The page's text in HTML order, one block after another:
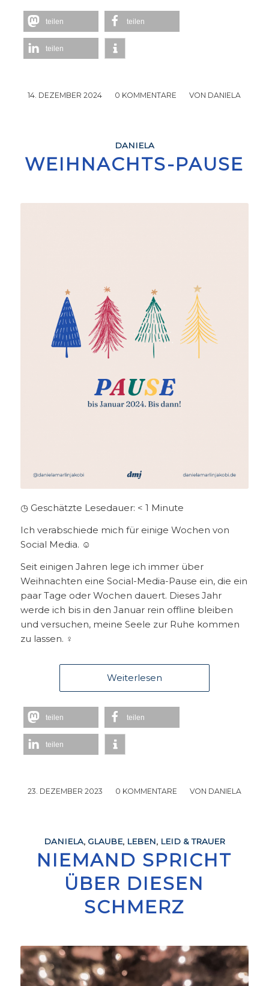
teilen teilen
teilen
14. DEZEMBER 2024
/ 0 KOMMENTARE
/ VON DANIELA
DANIELA
WEIHNACHTS-PAUSE
◷ Geschätzte Lesedauer: < 1 Minute
Ich verabschiede mich für einige Wochen von
Social Media. ☺️
Seit einigen Jahren lege ich immer über
Weihnachten eine Social-Media-Pause ein, die ein
paar Tage oder Wochen dauert. Dieses Jahr
werde ich bis in den Januar rein offline bleiben
und versuchen, meine Seele zur Ruhe kommen
zu lassen. ‍♀️
Weiterlesen
teilen teilen
teilen
23. DEZEMBER 2023
/ 0 KOMMENTARE
/ VON DANIELA
DANIELA, GLAUBE, LEBEN, LEID & TRAUER
NIEMAND SPRICHT
ÜBER DIESEN
SCHMERZ